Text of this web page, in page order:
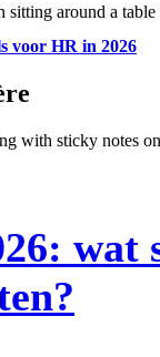
voor HR in 2026
wat